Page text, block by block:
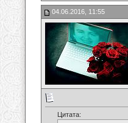
04.06.2016, 11:55
Цитата: